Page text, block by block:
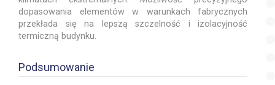
dopasowania elementów w warunkach fabrycznych
przekłada się na lepszą szczelność i izolacyjność
termiczną budynku.
Podsumowanie